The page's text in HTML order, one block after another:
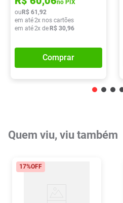
no PIX
ou R$ 61 ,92
em até2x nos cartões
em até2x de R$ 30,96
Comprar
Quem viu, viu também
17%OFF